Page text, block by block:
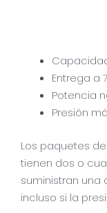
Entrega a
Potencia
Presión
Los paquetes
tienen dos o
suministran
incluso si la